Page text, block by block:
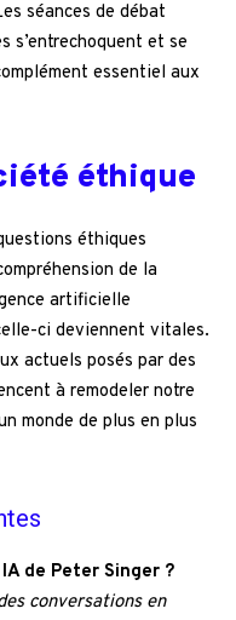
séances de débat
s’entrechoquent et se
essentiel aux
éthique
éthiques
de la
artificielle
ci deviennent vitales.
actuels posés par des
à remodeler notre
monde de plus en plus
de Peter Singer ?
conversations en